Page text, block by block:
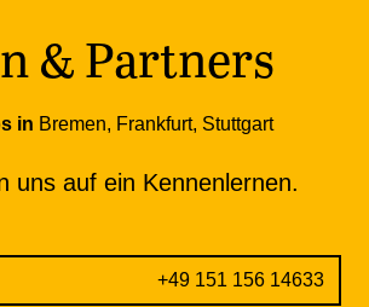
& Partners
in Bremen, Frankfurt, Stuttgart
uns auf ein Kennenlernen.
+49 151 156 14633